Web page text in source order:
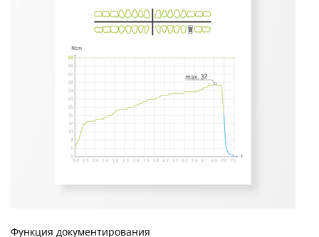
Функция документирования